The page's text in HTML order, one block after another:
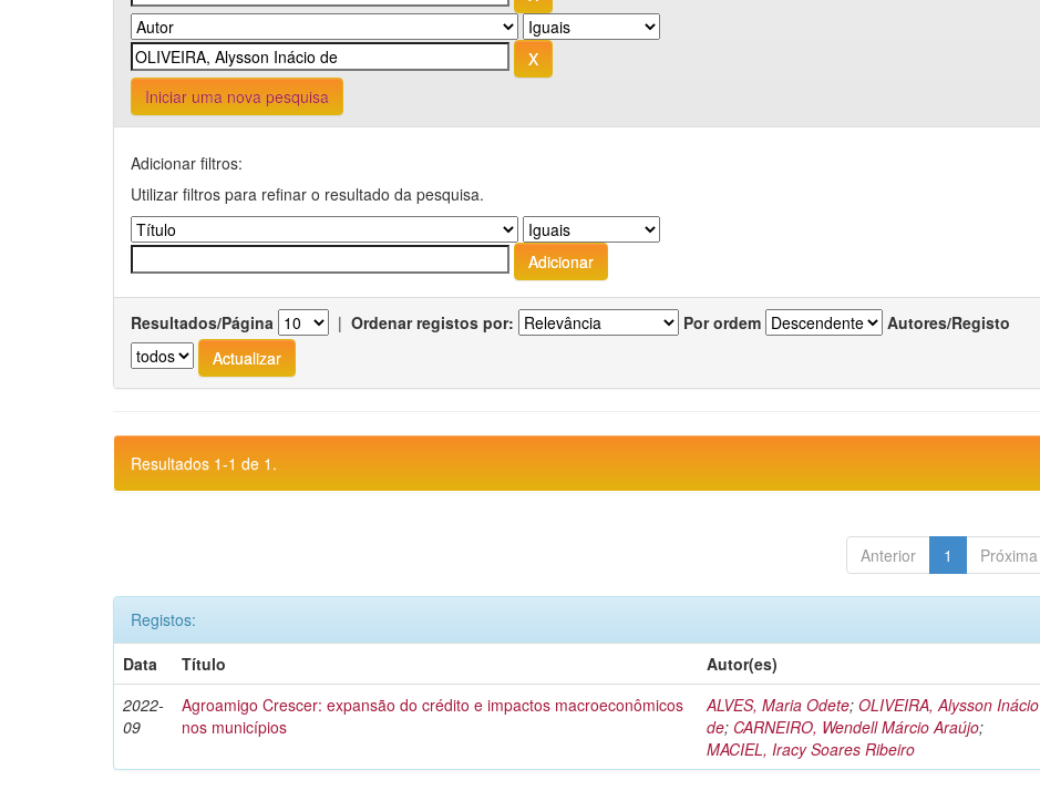
Iniciar uma nova pesquisa
Adicionar filtros:
Utilizar filtros para refinar o resultado da pesquisa.
Resultados/Página | Ordenar registos por: Por ordem Autores/Registo
Resultados 1-1 de 1.
Anterior 1 Próxima
Registos:
Data
Título
Autor(es)
2022-
09
Agroamigo Crescer: expansão do crédito e impactos macroeconômicos
nos municípios
ALVES, Maria Odete;OLIVEIRA, Alysson Inácio
de; CARNEIRO, Wendell Márcio Araújo;
MACIEL, Iracy Soares Ribeiro